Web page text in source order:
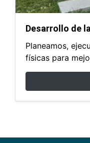
Desarrollo de
Planeamos,
físicas para